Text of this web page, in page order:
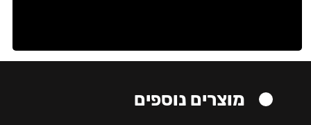
מוצרים נוספים